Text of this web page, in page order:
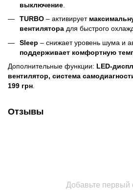
выключение
TURBO – активирует
вентилятора для быстрого
Sleep – снижает уровень шума и
поддерживает комфортную
Дополнительные функции: LED-
вентилятор, система
199 грн
Отзывы
Добавьте первый